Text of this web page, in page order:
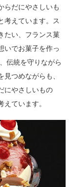
らだにやさしいも
考えています。ス
たい、フランス菓
いでお菓子を作っ
伝統を守りながら
つめながらも、
にやさしいもの
ています。